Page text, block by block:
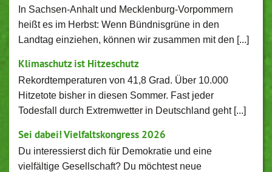
In Sachsen-Anhalt und Mecklenburg-Vorpommern
heißt es im Herbst: Wenn Bündnisgrüne in den
Landtag einziehen, können wir zusammen mit den [...]
Klimaschutz ist Hitzeschutz
Rekordtemperaturen von 41,8 Grad. Über 10.000
Hitzetote bisher in diesen Sommer. Fast jeder
Todesfall durch Extremwetter in Deutschland geht [...]
Sei dabei! Vielfaltskongress 2026
Du interessierst dich für Demokratie und eine
vielfältige Gesellschaft? Du möchtest neue